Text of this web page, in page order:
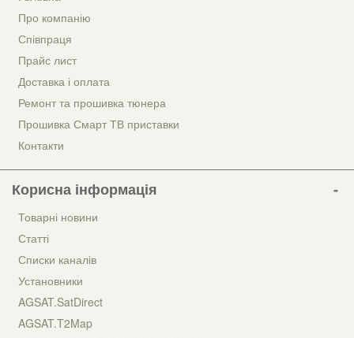
Про компанію
Співпраця
Прайс лист
Доставка і оплата
Ремонт та прошивка тюнера
Прошивка Смарт ТВ приставки
Контакти
Корисна інформація
Товарні новини
Статті
Списки каналів
Установники
AGSAT.SatDirect
AGSAT.T2Map